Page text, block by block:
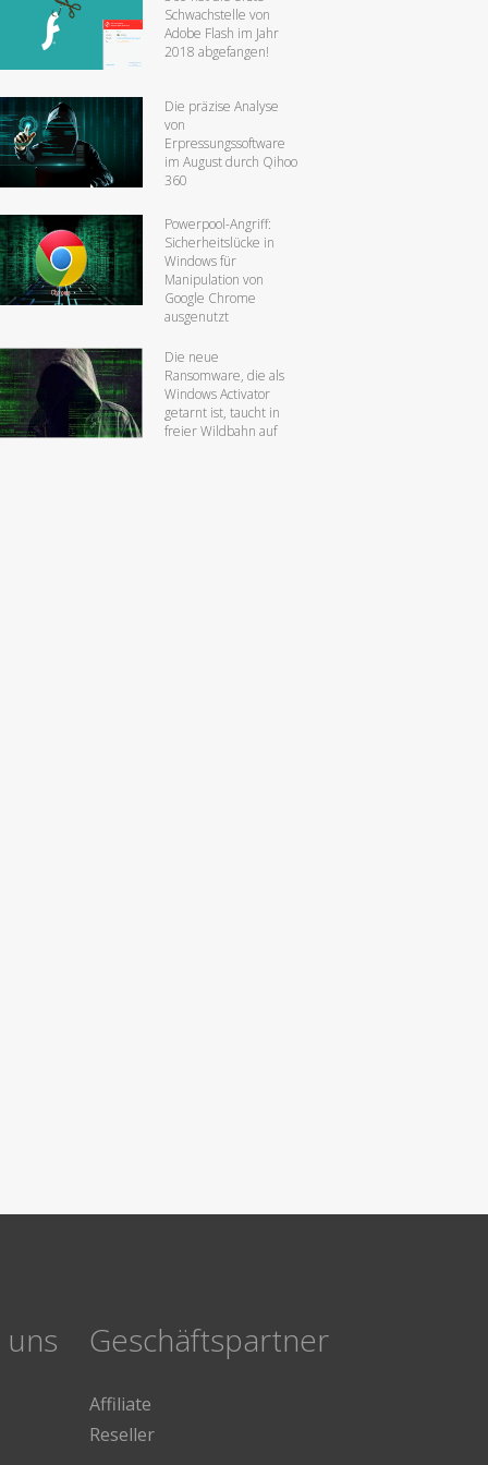
Schwachstelle von
Adobe Flash im Jahr
2018 abgefangen!
Die präzise Analyse
von
Erpressungssoftware
im August durch Qihoo
360
Powerpool-Angriff:
Sicherheitslücke in
Windows für
Manipulation von
Google Chrome
ausgenutzt
Die neue
Ransomware, die als
Windows Activator
getarnt ist, taucht in
freier Wildbahn auf
Geschäftspartner
Affiliate
Reseller